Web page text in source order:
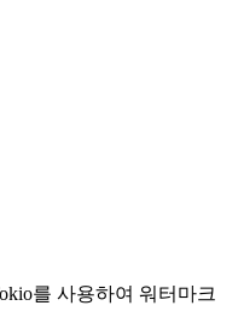
를 사용하여 워터마크